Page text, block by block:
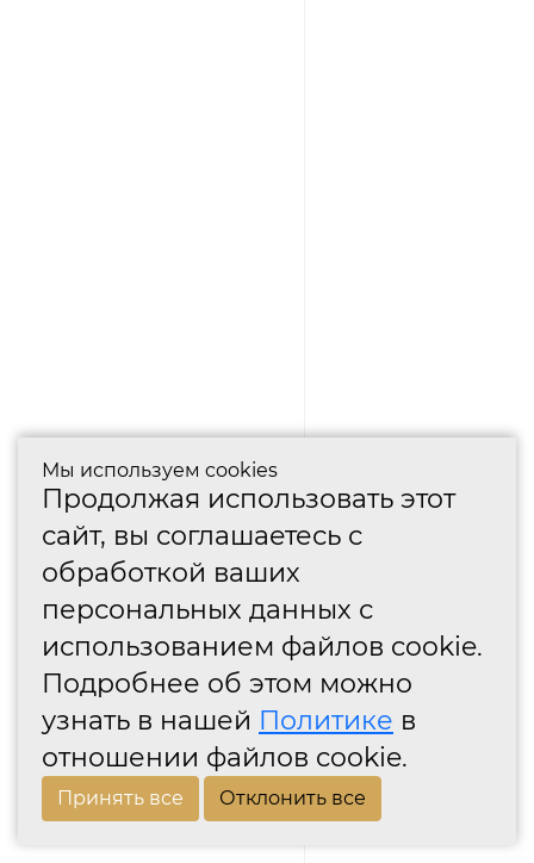
Мы используем cookies
Продолжая использовать этот
сайт, вы соглашаетесь с
обработкой ваших
персональных данных с
использованием файлов cookie.
Подробнее об этом можно
узнать в нашей Политике в
отношении файлов cookie.
Принять все Отклонить все